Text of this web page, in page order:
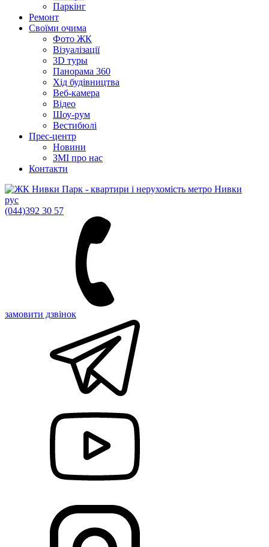
Паркінг
Ремонт
Своїми очима
Фото ЖК
Візуалізації
3D туры
Панорама 360
Хід будівництва
Веб-камера
Відео
Шоу-рум
Вестибюлі
Прес-центр
Новини
ЗМІ про нас
Контакти
рус
(044)392 30 57
замовити дзвінок